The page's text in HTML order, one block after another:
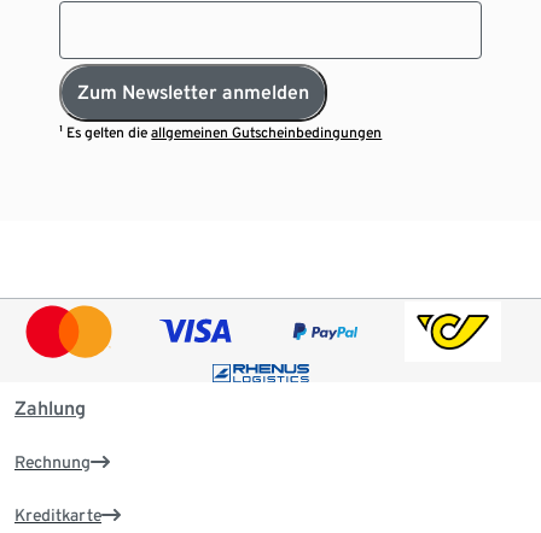
Zum Newsletter anmelden
¹ Es gelten dieallgemeinen Gutscheinbedingungen
Zahlung
Rechnung
Kreditkarte